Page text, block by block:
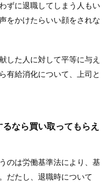
ずに退職してしまう人もい
をかけたらいい顔をされな
した人に対して平等に与え
有給消化について、上司と
なら買い取ってもらえ
のは労働基準法により、基
だたし、退職時について